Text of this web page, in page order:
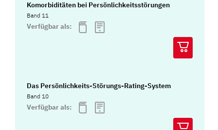
Komorbiditäten bei Persönlichkeitsstörungen
Band 11
Verfügbar als:
Das Persönlichkeits-Störungs-Rating-System
Band 10
Verfügbar als: